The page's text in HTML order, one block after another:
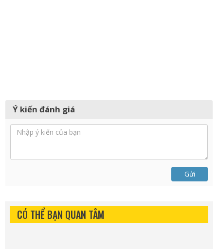
Ý kiến đánh giá
Gửi
CÓ THỂ BẠN QUAN TÂM